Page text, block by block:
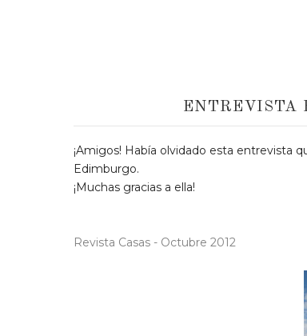
ENTREVISTA
¡Amigos! Había olvidado esta entrevista
Edimburgo.
¡Muchas gracias a ella!
Revista Casas - Octubre 2012